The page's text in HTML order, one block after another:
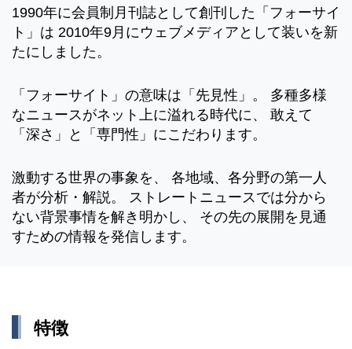
1990年に会員制月刊誌として創刊した「フォーサイ
ト」は 2010年9月にウェブメディアとして装いを新
たにしました。
「フォーサイト」の意味は「先見性」。 多種多様
なニュースがネット上に溢れる時代に、 敢えて
「深さ」と「専門性」にこだわります。
激動する世界の事象を、 各地域、各分野の第一人
者が分析・解説。 ストレートニュースでは分から
ない背景事情を解き明かし、 その先の展開を見通
すための情報を発信します。
特徴